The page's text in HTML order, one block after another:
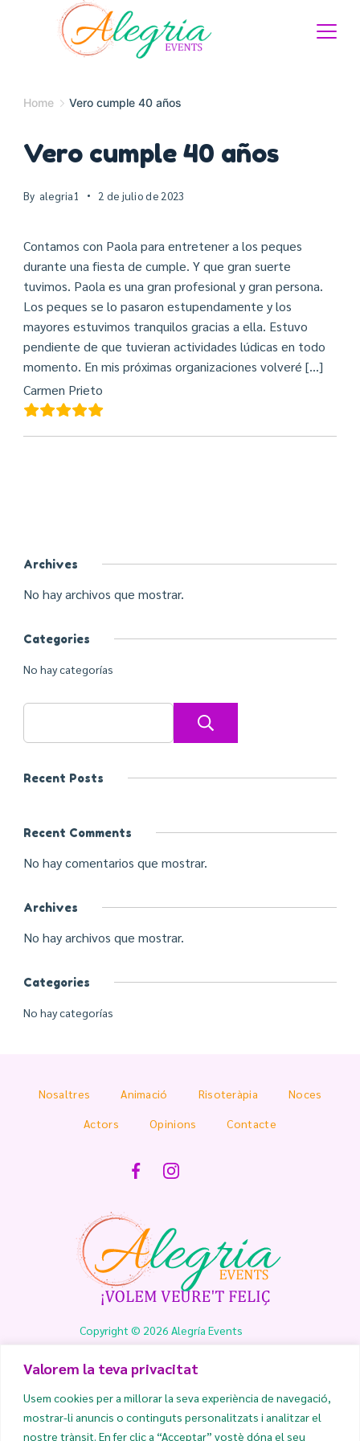
Valorem la teva privacitat
Usem cookies per a millorar la seva experiència de navegació,
mostrar-li anuncis o continguts personalitzats i analitzar el
nostre trànsit. En fer clic a “Acceptar” vostè dóna el seu
Home Vero cumple 40 años
Vero cumple 40 años
By alegria1 2 de julio de 2023
Contamos con Paola para entretener a los peques
durante una fiesta de cumple. Y que gran suerte
tuvimos. Paola es una gran profesional y gran persona.
Los peques se lo pasaron estupendamente y los
mayores estuvimos tranquilos gracias a ella. Estuvo
pendiente de que tuvieran actividades lúdicas en todo
momento. En mis próximas organizaciones volveré […]
Carmen Prieto
Archives
No hay archivos que mostrar.
Categories
No hay categorías
Recent Posts
Recent Comments
No hay comentarios que mostrar.
Archives
No hay archivos que mostrar.
Categories
No hay categorías
Nosaltres Animació Risoteràpia Noces
Actors Opinions Contacte
Copyright © 2026 Alegría Events
info@alegriaevents.es
635 90 05 35